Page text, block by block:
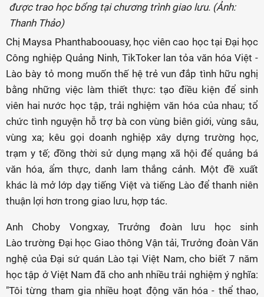
được trao học bổng tại chương trình giao lưu. (Ảnh:
Thanh Thảo)
Chị Maysa Phanthaboouasy, học viên cao học tại Đại học
Công nghiệp Quảng Ninh, TikToker lan tỏa văn hóa Việt -
Lào bày tỏ mong muốn thế hệ trẻ vun đắp tình hữu nghị
bằng những việc làm thiết thực: tạo điều kiện để sinh
viên hai nước học tập, trải nghiệm văn hóa của nhau; tổ
chức tình nguyện hỗ trợ bà con vùng biên giới, vùng sâu,
vùng xa; kêu gọi doanh nghiệp xây dựng trường học,
trạm y tế; đồng thời sử dụng mạng xã hội để quảng bá
văn hóa, ẩm thực, danh lam thắng cảnh. Một đề xuất
khác là mở lớp dạy tiếng Việt và tiếng Lào để thanh niên
thuận lợi hơn trong giao lưu, hợp tác.
Anh Choby Vongxay, Trưởng đoàn lưu học sinh
Lào trường Đại học Giao thông Vận tải, Trưởng đoàn Văn
nghệ của Đại sứ quán Lào tại Việt Nam, cho biết 7 năm
học tập ở Việt Nam đã cho anh nhiều trải nghiệm ý nghĩa:
"Tôi từng tham gia nhiều hoạt động văn hóa - thể thao,